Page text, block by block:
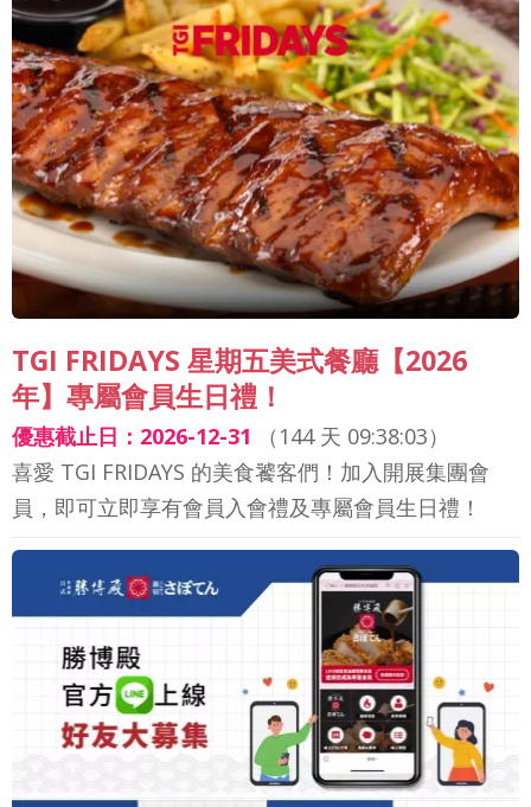
TGI FRIDAYS 星期五美式餐廳【2026
年】專屬會員生日禮！
優惠截止日：2026-12-31 （ 144 天 09:38:01）
喜愛 TGI FRIDAYS 的美食饕客們！加入開展集團會
員，即可立即享有會員入會禮及專屬會員生日禮！